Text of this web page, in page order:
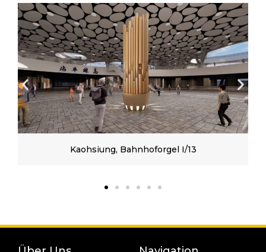
Kaohsiung, Bahnhoforgel I/13